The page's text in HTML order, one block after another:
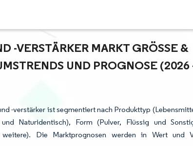
VERSTÄRKER MARKT GRÖSSE & M
UND PROGNOSE (2026 -
-verstärker ist segmentiert nach Produkttyp
Naturidentisch), Form (Pulver, Flüssig und
Die Marktprognosen werden in Wert und